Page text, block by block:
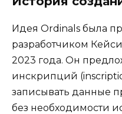
Идея Ordinals была
разработчиком
2023 года. Он
инскрипций
записывать данные
без необходимости